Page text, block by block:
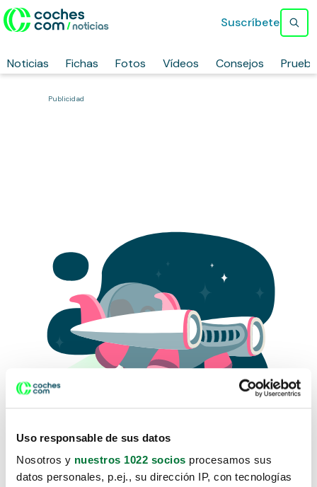
Uso responsable de sus datos
Nosotros y nuestros 1022 socios procesamos sus
datos personales, p.ej., su dirección IP, con tecnologías
Noticias Fichas Fotos Vídeos Consejos
Suscríbete
Publicidad